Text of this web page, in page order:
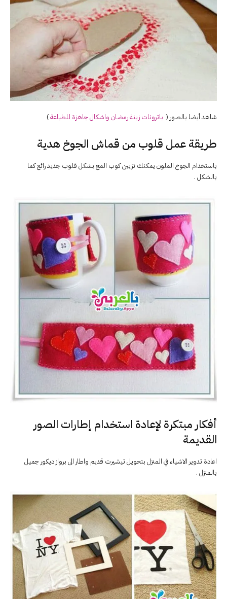
شاهد أيضا بالصور ( باترونات زينةرمضان واشكال جاهزة للطباعة)
طريقة عمل قلوب من قماش الجوخ هدية
باستخدام الجوخ الملون يمكنك تزيين كوب المج بشكل قلوب جديد رائع كما
بالشكل .
أفكار مبتكرة لإعادة استخدام إطارات الصور
القديمة
اعادة تدوير الاشياء في المنزل بتحويل تيشيرت قديم واطار الى برواز ديكور جميل
بالمنزل .